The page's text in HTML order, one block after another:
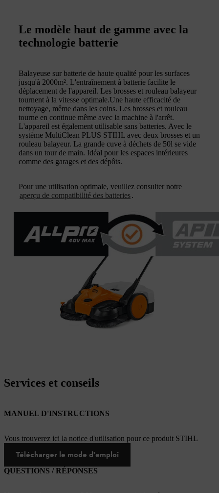
Le modèle haut de gamme avec la
technologie batterie
Balayeuse sur batterie de haute qualité pour les surfaces
jusqu'à 2000m². L'entraînement à batterie facilite le
déplacement de l'appareil. Les brosses et rouleau balayeur
tournent à la vitesse optimale.Une haute efficacité de
nettoyage, même dans les coins. Les brosses et rouleau
tourne en continue même avec la machine à l'arrêt.
L'appareil est également utilisable sans batteries. Avec le
système MultiClean PLUS STIHL avec deux brosses et un
rouleau balayeur. La grande cuve à déchets de 50l se vide
dans un tour de main. Idéal pour les espaces intérieures
comme des garages et des dépôts.
Pour une utilisation optimale, veuillez consulter notre
aperçu de compatibilité des batteries.
Services et conseils
MANUEL D'INSTRUCTIONS
Vous trouverez ici la notice d'utilisation pour ce produit STIHL
Télécharger le mode d'emploi
QUESTIONS / RÉPONSES